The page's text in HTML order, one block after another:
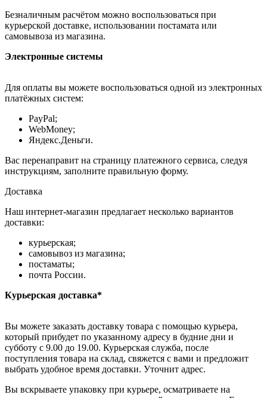
Безналичным расчётом можно воспользоваться при
курьерской доставке, использовании постамата или
самовывоза из магазина.
Электронные системы
Для оплаты вы можете воспользоваться одной из электронных
платёжных систем:
PayPal;
WebMoney;
Яндекс.Деньги.
Вас перенаправит на страницу платежного сервиса, следуя
инструкциям, заполните правильную форму.
Доставка
Наш интернет-магазин предлагает несколько вариантов
доставки:
курьерская;
самовывоз из магазина;
постаматы;
почта России.
Курьерская доставка*
Вы можете заказать доставку товара с помощью курьера,
который прибудет по указанному адресу в будние дни и
субботу с 9.00 до 19.00. Курьерская служба, после
поступления товара на склад, свяжется с вами и предложит
выбрать удобное время доставки. Уточнит адрес.
Вы вскрываете упаковку при курьере, осматриваете на